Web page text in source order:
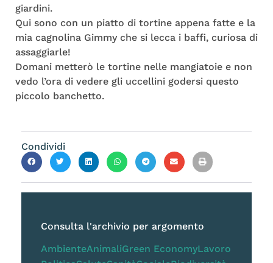
giardini.
Qui sono con un piatto di tortine appena fatte e la
mia cagnolina Gimmy che si lecca i baffi, curiosa di
assaggiarle!
Domani metterò le tortine nelle mangiatoie e non
vedo l’ora di vedere gli uccellini godersi questo
piccolo banchetto.
Condividi
Consulta l'archivio per argomento
AmbienteAnimaliGreen EconomyLavoro